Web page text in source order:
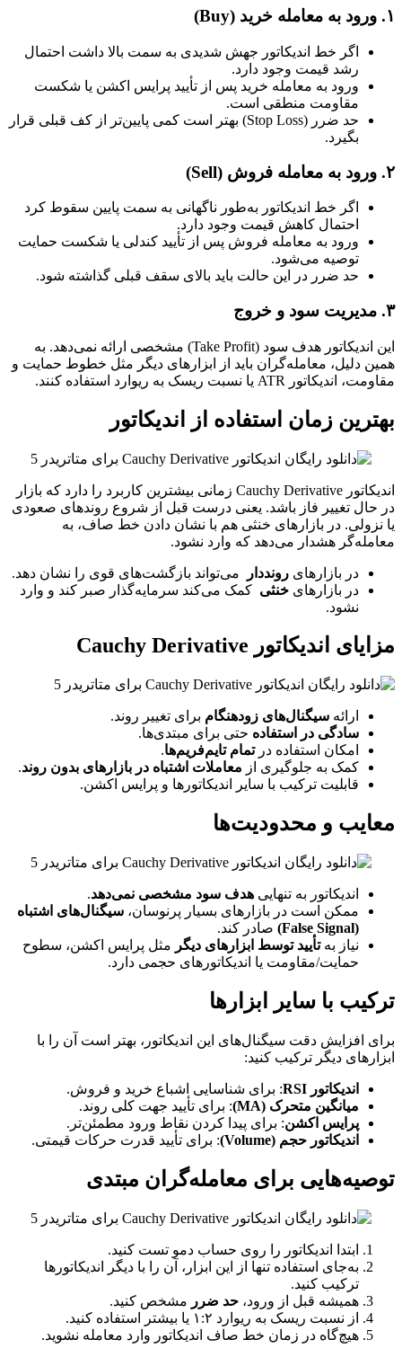
۱. ورود به معامله خرید (Buy)
اگر خط اندیکاتور جهش شدیدی به سمت بالا داشت احتمال
رشد قیمت وجود دارد.
ورود به معامله خرید پس از تأیید پرایس اکشن یا شکست
مقاومت منطقی است.
حد ضرر (Stop Loss) بهتر است کمی پایین‌تر از کف قبلی قرار
بگیرد.
۲. ورود به معامله فروش (Sell)
اگر خط اندیکاتور به‌طور ناگهانی به سمت پایین سقوط کرد
احتمال کاهش قیمت وجود دارد.
ورود به معامله فروش پس از تأیید کندلی یا شکست حمایت
توصیه می‌شود.
حد ضرر در این حالت باید بالای سقف قبلی گذاشته شود.
۳. مدیریت سود و خروج
این اندیکاتور هدف سود (Take Profit) مشخصی ارائه نمی‌دهد. به
همین دلیل، معامله‌گران باید از ابزارهای دیگر مثل خطوط حمایت و
مقاومت، اندیکاتور ATR یا نسبت ریسک به ریوارد استفاده کنند.
بهترین زمان استفاده از اندیکاتور
اندیکاتور Cauchy Derivative زمانی بیشترین کاربرد را دارد که بازار
در حال تغییر فاز باشد. یعنی درست قبل از شروع روندهای صعودی
یا نزولی. در بازارهای خنثی هم با نشان دادن خط صاف، به
معامله‌گر هشدار می‌دهد که وارد نشود.
در بازارهای رونددار
می‌تواند بازگشت‌های قوی را نشان دهد.
در بازارهای خنثی کمک می‌کند سرمایه‌گذار صبر کند و وارد
نشود.
مزایای اندیکاتور Cauchy Derivative
ارائه سیگنال‌های زودهنگام برای تغییر روند.
سادگی در استفاده حتی برای مبتدی‌ها.
امکان استفاده درتمام تایم‌فریم‌ها.
کمک به جلوگیری از معاملات اشتباه در بازارهای بدون روند.
قابلیت ترکیب با سایر اندیکاتورها و پرایس اکشن.
معایب و محدودیت‌ها
اندیکاتور به تنهایی هدف سود مشخصی نمی‌دهد.
ممکن است در بازارهای بسیار پرنوسان، سیگنال‌های اشتباه
(False Signal)
صادر کند.
نیاز بهتأیید توسط ابزارهای دیگر مثل پرایس اکشن، سطوح
حمایت/مقاومت یا اندیکاتورهای حجمی دارد.
ترکیب با سایر ابزارها
برای افزایش دقت سیگنال‌های این اندیکاتور، بهتر است آن را با
ابزارهای دیگر ترکیب کنید:
اندیکاتور RSI
: برای شناسایی اشباع خرید و فروش.
میانگین متحرک (MA)
: برای تأیید جهت کلی روند.
پرایس اکشن: برای پیدا کردن نقاط ورود مطمئن‌تر.
اندیکاتور حجم (Volume)
: برای تأیید قدرت حرکات قیمتی.
توصیه‌هایی برای معامله‌گران مبتدی
ابتدا اندیکاتور را روی حساب دمو تست کنید.
به‌جای استفاده تنها از این ابزار، آن را با دیگر اندیکاتورها
ترکیب کنید.
همیشه قبل از ورود، حد ضرر مشخص کنید.
از نسبت ریسک به ریوارد ۱:۲ یا بیشتر استفاده کنید.
هیچ‌گاه در زمان خط صاف اندیکاتور وارد معامله نشوید.